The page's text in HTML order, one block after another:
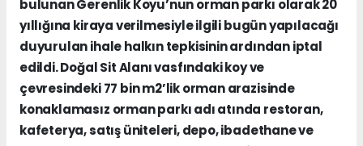
bulunan Gerenlik Koyu’nun orman parkı olarak 20
yıllığına kiraya verilmesiyle ilgili bugün yapılacağı
duyurulan ihale halkın tepkisinin ardından iptal
edildi. Doğal Sit Alanı vasfındaki koy ve
çevresindeki 77 bin m2’lik orman arazisinde
konaklamasız orman parkı adı atında restoran,
kafeterya, satış üniteleri, depo, ibadethane ve